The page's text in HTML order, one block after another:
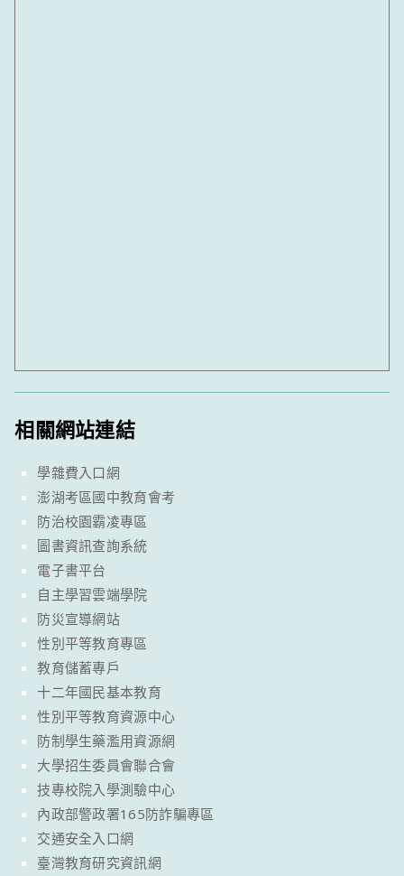
相關網站連結
學雜費入口網
澎湖考區國中教育會考
防治校園霸凌專區
圖書資訊查詢系統
電子書平台
自主學習雲端學院
防災宣導網站
性別平等教育專區
教育儲蓄專戶
十二年國民基本教育
性別平等教育資源中心
防制學生藥濫用資源網
大學招生委員會聯合會
技專校院入學測驗中心
內政部警政署165防詐騙專區
交通安全入口網
臺灣教育研究資訊網